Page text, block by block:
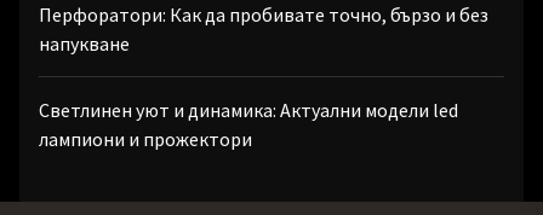
Перфоратори: Как да пробивате точно, бързо и без
напукване
Светлинен уют и динамика: Актуални модели led
лампиони и прожектори